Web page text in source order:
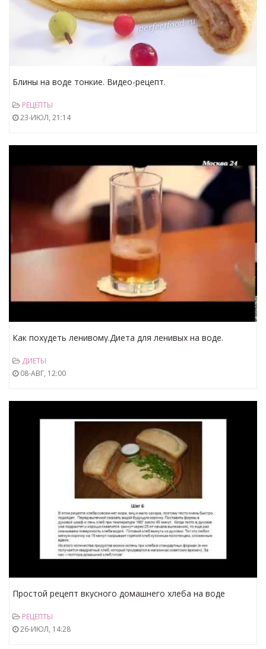
Блины на воде тонкие. Видео-рецепт.
РЕЦЕПТЫ
23-ИЮЛ, 21:14
Как похудеть ленивому.Диета для ленивых на воде.
ДИЕТЫ
08-АВГ, 12:00
Простой рецепт вкусного домашнего хлеба на воде
РЕЦЕПТЫ
26-ИЮЛ, 14:28